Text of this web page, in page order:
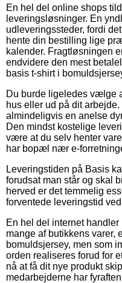
En hel del online shops
leveringsløsninger. En
udleveringssteder, fordi
hente din bestilling lige
kalender. Fragtløsningen
endvidere den mest
basis t-shirt i
Du burde ligeledes vælge
hus eller ud på dit
almindeligvis en anelse
Den mindst kostelige
være at du selv henter
har bopæl nær e-
Leveringstiden på Basis
forudsat man står og skal
herved er det temmelig
forventede leveringstid
En hel del internet
mange af butikkens varer,
bomuldsjersey, men som
orden realiseres forud for
nå at få dit nye produkt
medarbejderne har